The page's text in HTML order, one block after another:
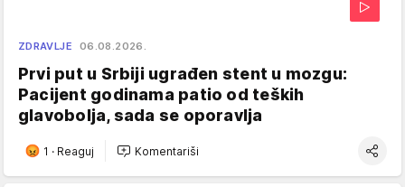
ZDRAVLJE 06.08.2026.
Prvi put u Srbiji ugrađen stent u mozgu:
Pacijent godinama patio od teških
glavobolja, sada se oporavlja
1 · Reaguj Komentariši